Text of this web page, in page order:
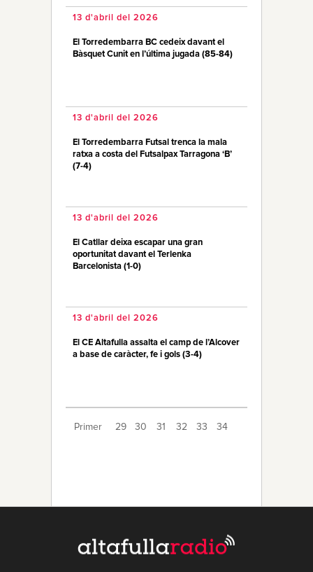
13 d'abril del 2026
El Torredembarra BC cedeix davant el
Bàsquet Cunit en l’última jugada (85-84)
13 d'abril del 2026
El Torredembarra Futsal trenca la mala
ratxa a costa del Futsalpax Tarragona ‘B’
(7-4)
13 d'abril del 2026
El Catllar deixa escapar una gran
oportunitat davant el Terlenka
Barcelonista (1-0)
13 d'abril del 2026
El CE Altafulla assalta el camp de l’Alcover
a base de caràcter, fe i gols (3-4)
Primer 29 30 31 32 33 34
43 44 45 46 47 Últim